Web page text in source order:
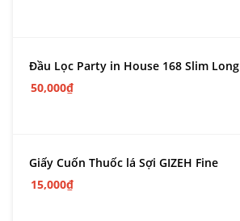
Đầu Lọc Party in House 168 Slim Long
50,000₫
Giấy Cuốn Thuốc lá Sợi GIZEH Fine
15,000₫